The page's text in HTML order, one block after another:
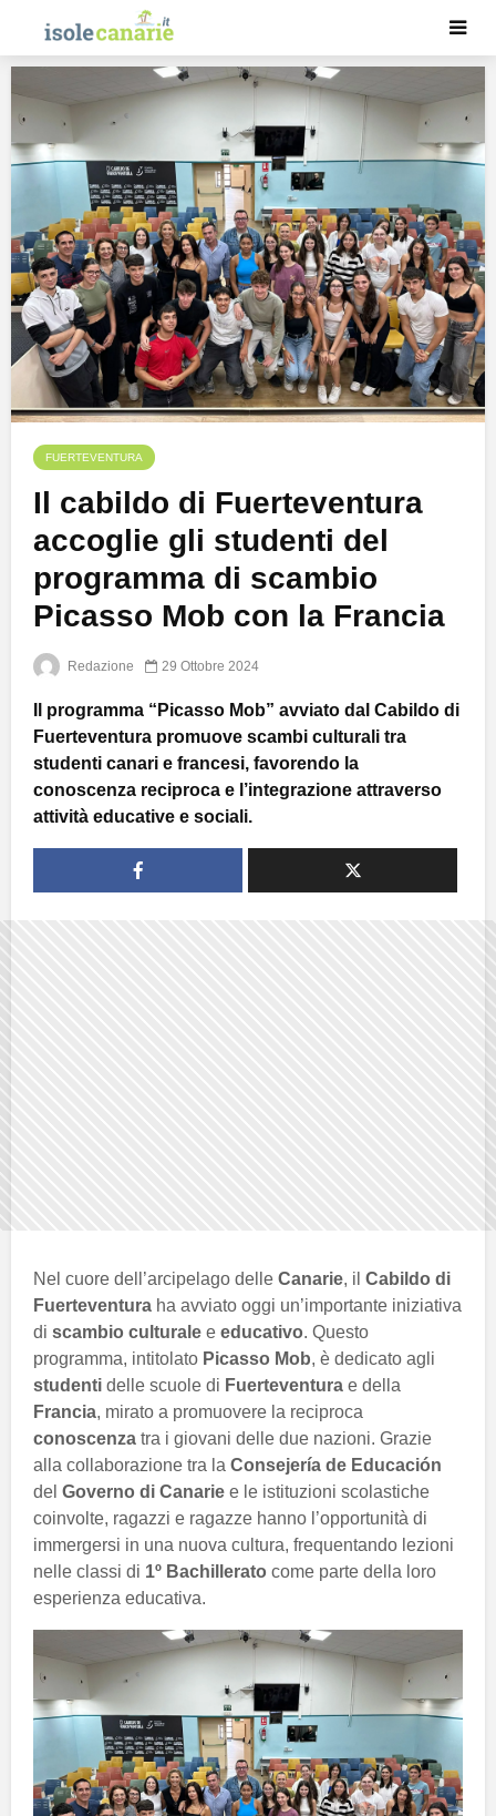
FUERTEVENTURA
Il cabildo di Fuerteventura
accoglie gli studenti del
programma di scambio
Picasso Mob con la Francia
Redazione 29 Ottobre 2024
Il programma “Picasso Mob” avviato dal Cabildo di
Fuerteventura promuove scambi culturali tra
studenti canari e francesi, favorendo la
conoscenza reciproca e l’integrazione attraverso
attività educative e sociali.
Nel cuore dell’arcipelago delle Canarie, il Cabildo di
Fuerteventura ha avviato oggi un’importante iniziativa
di scambio culturale e educativo. Questo
programma, intitolato Picasso Mob, è dedicato agli
studenti delle scuole di Fuerteventura e della
Francia, mirato a promuovere la reciproca
conoscenza tra i giovani delle due nazioni. Grazie
alla collaborazione tra la Consejería de Educación
del Governo di Canarie e le istituzioni scolastiche
coinvolte, ragazzi e ragazze hanno l’opportunità di
immergersi in una nuova cultura, frequentando lezioni
nelle classi di 1º Bachillerato come parte della loro
esperienza educativa.